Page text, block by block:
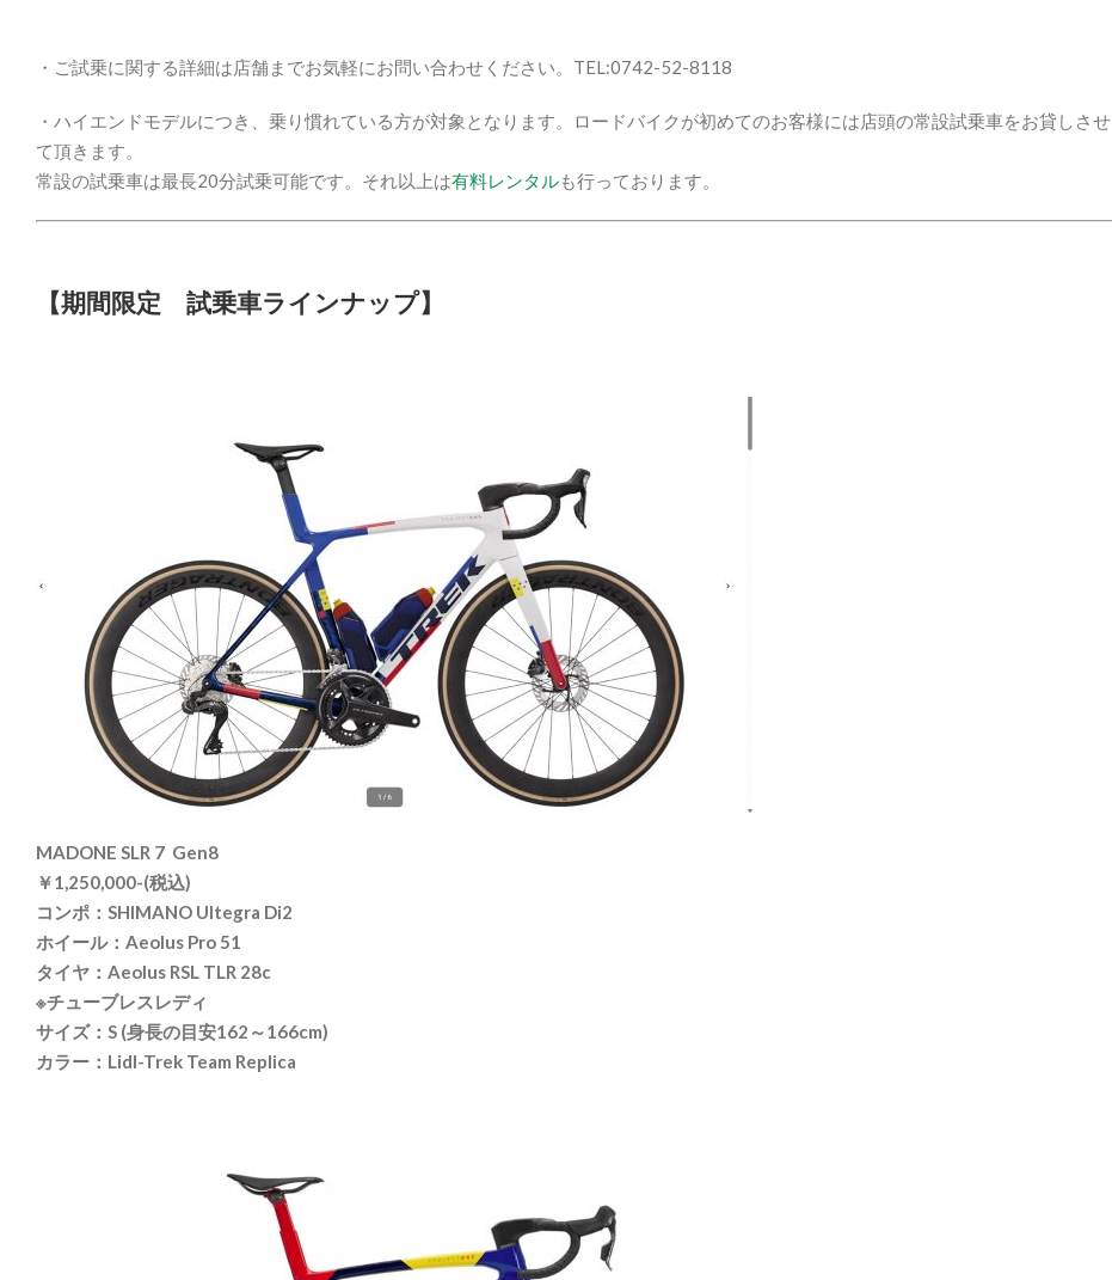
・ご試乗に関する詳細は店舗までお気軽にお問い合わせください。TEL:0742-52-8118
・ハイエンドモデルにつき、乗り慣れている方が対象となります。ロードバイクが初めてのお客様には店頭の常設試乗車をお貸しさせ
て頂きます。
常設の試乗車は最長20分試乗可能です。それ以上は有料レンタルも行っております。
【期間限定 試乗車ラインナップ】
MADONE SLR 7 Gen8
￥1,250,000-(税込)
コンポ：SHIMANO Ultegra Di2
ホイール：Aeolus Pro 51
タイヤ：Aeolus RSL TLR 28c
※チューブレスレディ
サイズ：S (身長の目安162～166cm)
カラー：Lidl-Trek Team Replica